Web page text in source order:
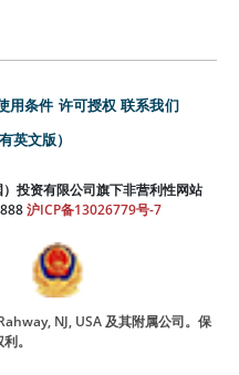
用条件 许可授权 联系我们
英文版）
投资有限公司旗下非营利性网站
沪ICP备13026779号-7
NJ, USA 及其附属公司。保
。